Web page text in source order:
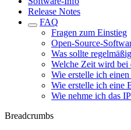
Release Notes
FAQ
Fragen zum Einstieg
Open-Source-
Was sollte
Welche Zeit wird
Wie erstelle ich
Wie erstelle ich eine
Wie nehme ich das
Breadcrumbs